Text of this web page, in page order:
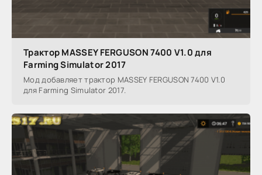
Трактор MASSEY FERGUSON 7400 V1.0 для
Farming Simulator 2017
Мод добавляет трактор MASSEY FERGUSON 7400 V1.0
для Farming Simulator 2017.